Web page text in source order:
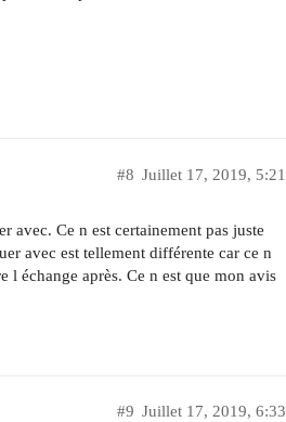
Juillet 17, 2019, 5:21
#8
Ce n est certainement pas juste
avec est tellement différente car ce n
échange après. Ce n est que mon avis
Juillet 17, 2019, 6:33
#9